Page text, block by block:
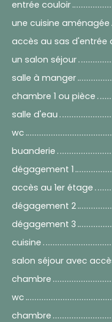
entrée couloir
une cuisine aménagée
accès au sas d'entrée
un salon séjour
salle à manger
chambre 1 ou pièce
salle d'eau
wc
buanderie
dégagement 1
accès au 1er étage
dégagement 2
dégagement 3
cuisine
salon séjour avec
chambre
wc
chambre